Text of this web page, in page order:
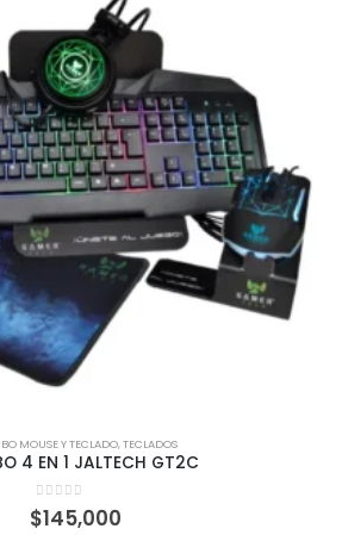
MOUSE Y TECLADO,TECLADOS
4 EN 1 JALTECH GT2C
0out of 5
$145,000